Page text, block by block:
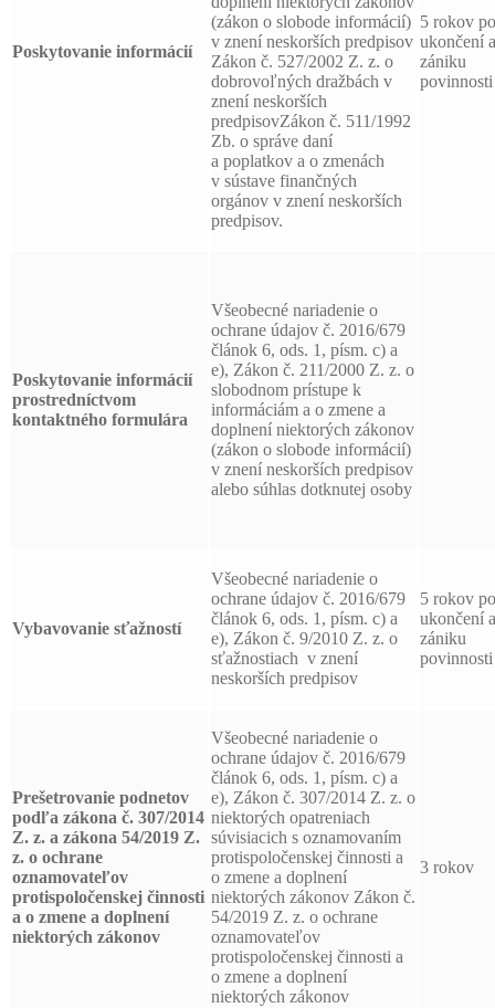
Poskytovanie informácií
(zákon o slobode informácií)
v znení neskorších predpisov
Zákon č. 527/2002 Z. z. o
dobrovoľných dražbách v
znení neskorších
predpisovZákon č. 511/1992
Zb. o správe daní
a poplatkov a o zmenách
v sústave finančných
orgánov v znení neskorších
predpisov.
5 rokov po
ukončení
zániku
povinnosti
Poskytovanie informácií
prostredníctvom
kontaktného formulára
Všeobecné nariadenie o
ochrane údajov č. 2016/679
článok 6, ods. 1, písm. c) a
e), Zákon č. 211/2000 Z. z. o
slobodnom prístupe k
informáciám a o zmene a
doplnení niektorých zákonov
(zákon o slobode informácií)
v znení neskorších predpisov
alebo súhlas dotknutej osoby
Vybavovanie sťažností
Všeobecné nariadenie o
ochrane údajov č. 2016/679
článok 6, ods. 1, písm. c) a
e), Zákon č. 9/2010 Z. z. o
sťažnostiach v znení
neskorších predpisov
5 rokov po
ukončení
zániku
povinnosti
Prešetrovanie podnetov
podľa zákona č. 307/2014
Z. z. a zákona 54/2019 Z.
z. o ochrane
oznamovateľov
protispoločenskej činnosti
a o zmene a doplnení
niektorých zákonov
Všeobecné nariadenie o
ochrane údajov č. 2016/679
článok 6, ods. 1, písm. c) a
e), Zákon č. 307/2014 Z. z. o
niektorých opatreniach
súvisiacich s oznamovaním
protispoločenskej činnosti a
o zmene a doplnení
niektorých zákonov Zákon č.
54/2019 Z. z. o ochrane
oznamovateľov
protispoločenskej činnosti a
o zmene a doplnení
niektorých zákonov
3 rokov